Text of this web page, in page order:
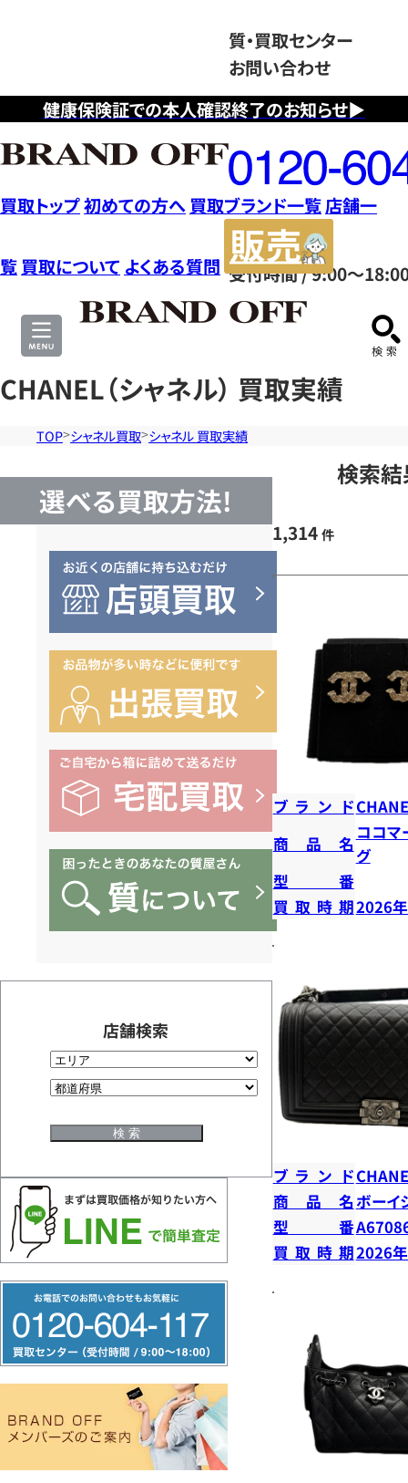
健康保険証での本人確認終了のお知らせ▶
質・買取センター
お問い合わせ
フ
リ
ー
ダ
イ
ヤ
ル
0120604117
受付時間 / 9:00～
買取トップ初めての方へ 買取ブランド一覧店舗一
覧 買取について よくある質問
サ
CHANEL（シャネル） 買取実績
TOP シャネル買取 シャネル 買取実績
選べる買取方法!
店舗検索
リ
ー
ヤ
検索
1,314 件
ブランド
商品名
ココマ
グ
型番
買取時期2026
ブランド
商品名ボーイ
型番
買取時期2026